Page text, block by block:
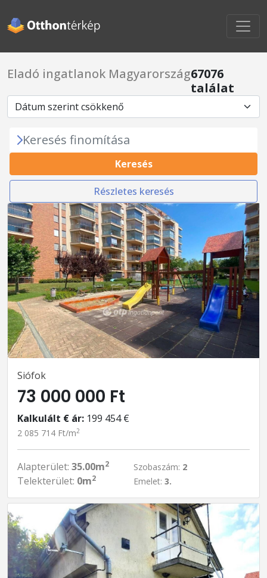
Eladó ingatlanok Magyarország67076
találat
Keresés finomítása
Keresés
Részletes keresés
Siófok
73 000 000 Ft
Kalkulált € ár: 199 454 €
2 085 714 Ft/m2
Alapterület: 35.00m2
Telekterület: 0m2
Szobaszám: 2
Emelet: 3.